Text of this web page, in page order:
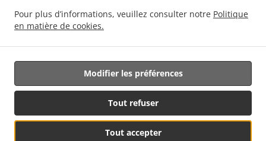
Pour plus d’informations, veuillez consulter notre Politique
en matière de cookies.
Tout accepter
Tout refuser
Modifier les préférences
Service de livraison Bergen
Géré par:
Pronto Resto by Bright Business | contact@pronto-resto.com | +32 2
318 89 08